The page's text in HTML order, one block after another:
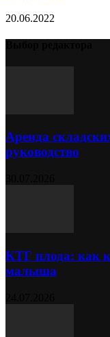
20.06.2022
Аренда
руководство
КТГ плода: как
малыша